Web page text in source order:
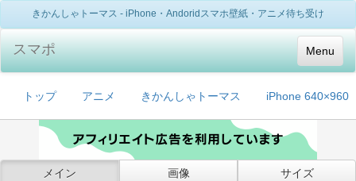
きかんしゃトーマス - iPhone・Andoridスマホ壁紙・アニメ待ち受け
Menu
スマポ
トップ アニメ きかんしゃトーマス iPhone 640×960
メイン
画像
サイズ